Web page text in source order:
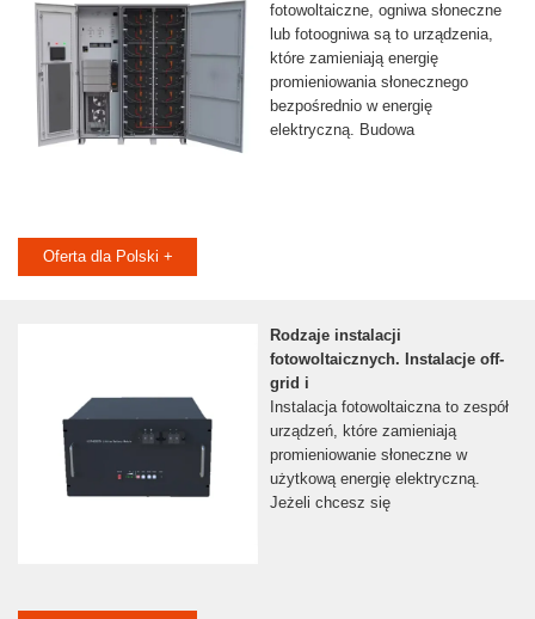
fotowoltaiczne, ogniwa słoneczne
lub fotoogniwa są to urządzenia,
które zamieniają energię
promieniowania słonecznego
bezpośrednio w energię
elektryczną. Budowa
Oferta dla Polski +
Rodzaje instalacji
fotowoltaicznych. Instalacje off-
grid i
Instalacja fotowoltaiczna to zespół
urządzeń, które zamieniają
promieniowanie słoneczne w
użytkową energię elektryczną.
Jeżeli chcesz się